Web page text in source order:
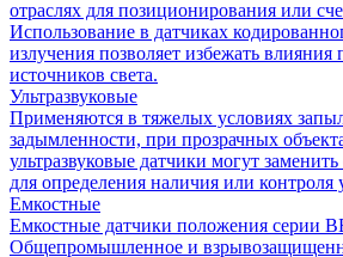
отраслях для позиционирования или
Использование в датчиках
излучения позволяет избежать влияния
источников света.
Ультразвуковые
Применяются в тяжелых условиях
задымленности, при прозрачных
ультразвуковые датчики могут
для определения наличия или контроля
Емкостные
Емкостные датчики положения серии
Общепромышленное и